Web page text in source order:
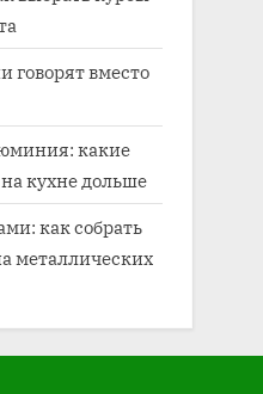
говорят вместо
какие
кухне дольше
как собрать
металлических